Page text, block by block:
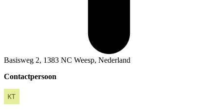
Basisweg 2, 1383 NC Weesp, Nederland
Contactpersoon